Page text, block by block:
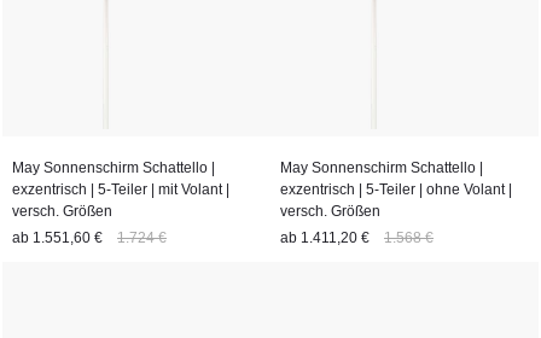
May Sonnenschirm Schattello |
exzentrisch | 5-Teiler | mit Volant |
versch. Größen
ab 1.551,60 € 1.724 €
May Sonnenschirm Schattello |
exzentrisch | 5-Teiler | ohne Volant |
versch. Größen
ab 1.411,20 € 1.568 €